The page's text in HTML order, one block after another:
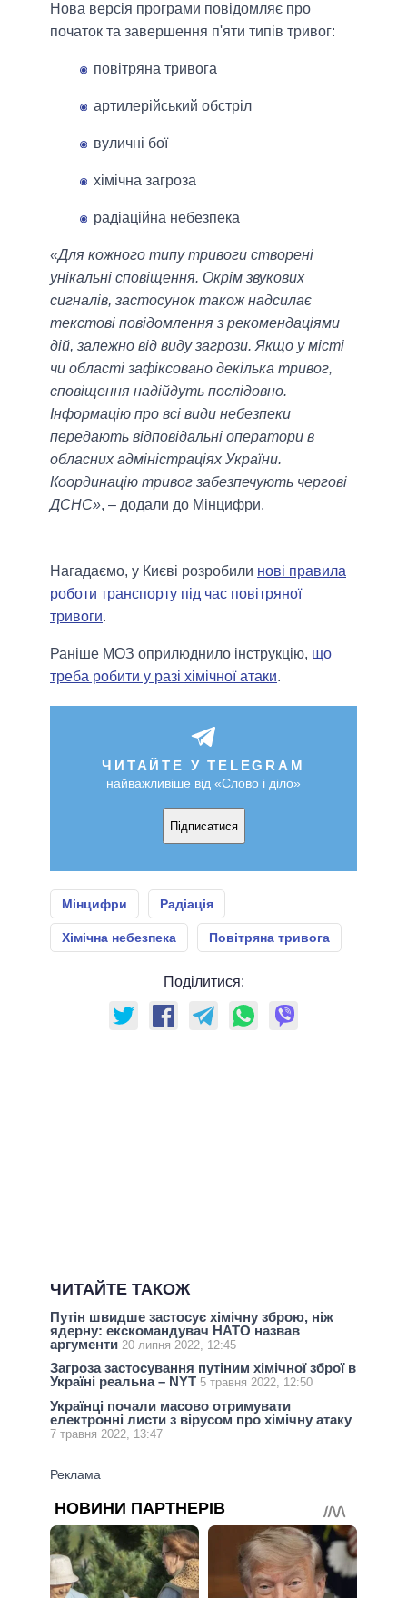
Нова версія програми повідомляє про
початок та завершення п'яти типів тривог:
повітряна тривога
артилерійський обстріл
вуличні бої
хімічна загроза
радіаційна небезпека
«Для кожного типу тривоги створені
унікальні сповіщення. Окрім звукових
сигналів, застосунок також надсилає
текстові повідомлення з рекомендаціями
дій, залежно від виду загрози. Якщо у місті
чи області зафіксовано декілька тривог,
сповіщення надійдуть послідовно.
Інформацію про всі види небезпеки
передають відповідальні оператори в
обласних адміністраціях України.
Координацію тривог забезпечують чергові
ДСНС», – додали до Мінцифри.
Нагадаємо, у Києві розробили нові правила
роботи транспорту під час повітряної
тривоги.
Раніше МОЗ оприлюднило інструкцію, що
треба робити у разі хімічної атаки.
ЧИТАЙТЕ У TELEGRAM
найважливіше від «Слово і діло»
Підписатися
Мінцифри Радіація
Хімічна небезпека Повітряна тривога
Поділитися:
ЧИТАЙТЕ ТАКОЖ
Путін швидше застосує хімічну зброю, ніж
ядерну: екскомандувач НАТО назвав
аргументи 20 липня 2022, 12:45
Загроза застосування путіним хімічної зброї в
Україні реальна – NYT 5 травня 2022, 12:50
Українці почали масово отримувати
електронні листи з вірусом про хімічну атаку
7 травня 2022, 13:47